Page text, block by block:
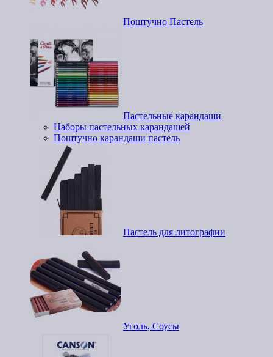
Поштучно Пастель
Пастельные карандаши
Наборы пастельных карандашей
Поштучно карандаши пастель
Пастель для литографии
Уголь, Соусы